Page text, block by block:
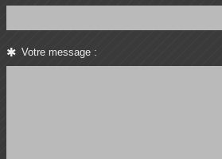
Votre message :